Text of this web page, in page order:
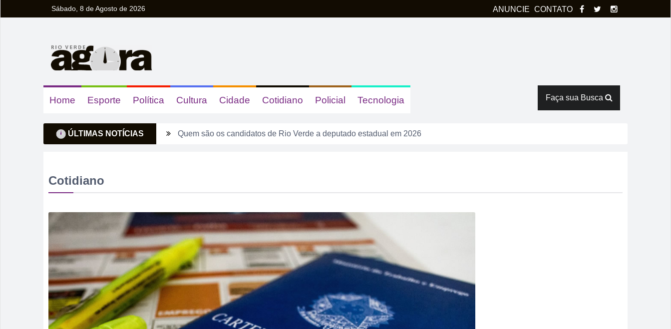
Sábado, 8 de Agosto de 2026 ANUNCIE CONTATO
Home Esporte Política Cultura Cidade Cotidiano Policial Tecnologia Faça sua Busca
ÚLTIMAS NOTÍCIAS Quem são os candidatos de Rio Verde a deputado estadual em 2026
Sábado pode sacudir a Divisão de Acesso e colocar pressão no Rio Verde antes de duelo direto contra o Bom Jesus
Irmão é preso após mulher ser agredida com chutes e soco na boca durante discussão dentro de casa
Homem é mantido em cárcere por dois dias, apanha, é ameaçado com facas e pede socorro dentro de banco no Centro
Rio Verde avança nos anos iniciais, mas Ensino Médio acende alerta no Ideb 2025
Rio Verde recebe a 2ª etapa do Autocross Brasil e define os campeões do Kartcross Brasil 2026
Buriti Shopping recebe campanha gratuita de vacinação em Rio Verde com atendimento até domingo
Cotidiano